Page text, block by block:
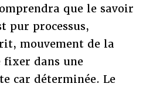
que le savoir
pur processus,
mouvement de la
fixer dans une
car déterminée. Le